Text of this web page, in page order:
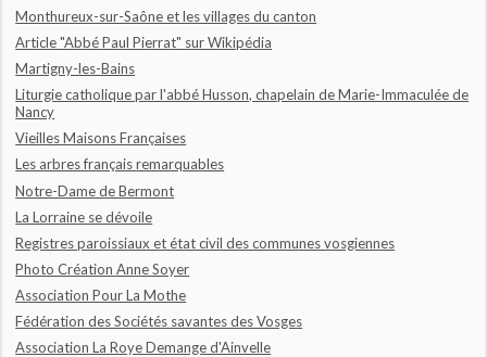
Monthureux-sur-Saône et les villages du canton
Article "Abbé Paul Pierrat" sur Wikipédia
Martigny-les-Bains
Liturgie catholique par l'abbé Husson, chapelain de Marie-Immaculée de
Nancy
Vieilles Maisons Françaises
Les arbres français remarquables
Notre-Dame de Bermont
La Lorraine se dévoile
Registres paroissiaux et état civil des communes vosgiennes
Photo Création Anne Soyer
Association Pour La Mothe
Fédération des Sociétés savantes des Vosges
Association La Roye Demange d'Ainvelle